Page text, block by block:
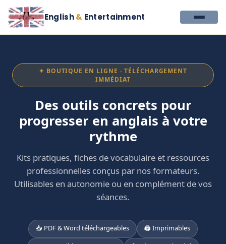
English& Entertainment
✦ BOUTIQUE EN LIGNE · TÉLÉCHARGEMENT
IMMÉDIAT
Des outils concrets pour
progresser en anglais à votre
rythme
Kits pratiques, fiches de vocabulaire et ressources
professionnelles conçus par nos formateurs.
Utilisables en autonomie ou en complément de vos
séances.
📥 PDF & Word téléchargeables
🖨️ Imprimables